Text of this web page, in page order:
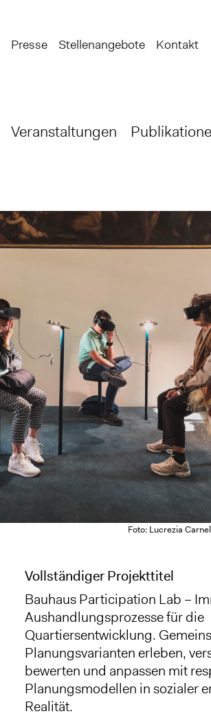
Veranstaltungen
Presse Stellenangebote Kontakt
Foto: Lucrezia
Vollständiger Projekttitel
Bauhaus Participation Lab –
Aushandlungsprozesse für die
Quartiersentwicklung.
Planungsvarianten erleben,
bewerten und anpassen mit
Planungsmodellen in sozialer
Realität.